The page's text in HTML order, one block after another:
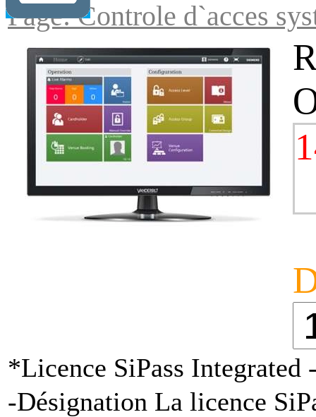
Page: Controle d`acces
*Licence SiPass
-Désignation La licence